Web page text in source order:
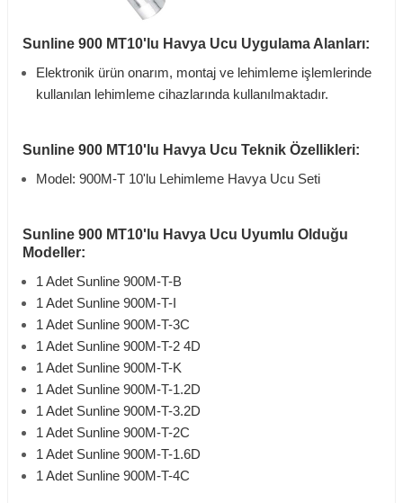
Sunline 900 MT10'lu Havya Ucu Uygulama Alanları:
Elektronik ürün onarım, montaj ve lehimleme işlemlerinde
kullanılan lehimleme cihazlarında kullanılmaktadır.
Sunline 900 MT10'lu Havya Ucu Teknik Özellikleri:
Model: 900M-T 10'lu Lehimleme Havya Ucu Seti
Sunline 900 MT10'lu Havya Ucu Uyumlu Olduğu
Modeller:
1 Adet Sunline 900M-T-B
1 Adet Sunline 900M-T-I
1 Adet Sunline 900M-T-3C
1 Adet Sunline 900M-T-2 4D
1 Adet Sunline 900M-T-K
1 Adet Sunline 900M-T-1.2D
1 Adet Sunline 900M-T-3.2D
1 Adet Sunline 900M-T-2C
1 Adet Sunline 900M-T-1.6D
1 Adet Sunline 900M-T-4C